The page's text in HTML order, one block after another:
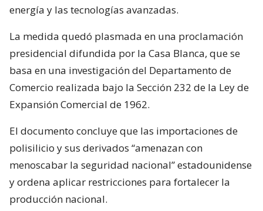
energía y las tecnologías avanzadas.
La medida quedó plasmada en una proclamación
presidencial difundida por la Casa Blanca, que se
basa en una investigación del Departamento de
Comercio realizada bajo la Sección 232 de la Ley de
Expansión Comercial de 1962.
El documento concluye que las importaciones de
polisilicio y sus derivados “amenazan con
menoscabar la seguridad nacional” estadounidense
y ordena aplicar restricciones para fortalecer la
producción nacional.